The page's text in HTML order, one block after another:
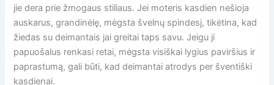
jie dera prie žmogaus stiliaus. Jei moteris kasdien nešioja
auskarus, grandinėlę, mėgsta švelnų spindesį, tikėtina, kad
žiedas su deimantais jai greitai taps savu. Jeigu ji
papuošalus renkasi retai, mėgsta visiškai lygius paviršius ir
paprastumą, gali būti, kad deimantai atrodys per šventiški
kasdienai.